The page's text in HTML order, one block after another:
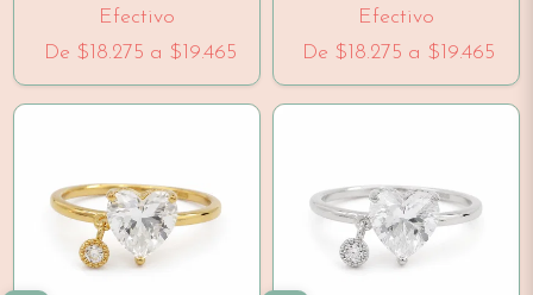
Efectivo
De $18.275 a $19.465
Efectivo
De $18.275 a $19.465